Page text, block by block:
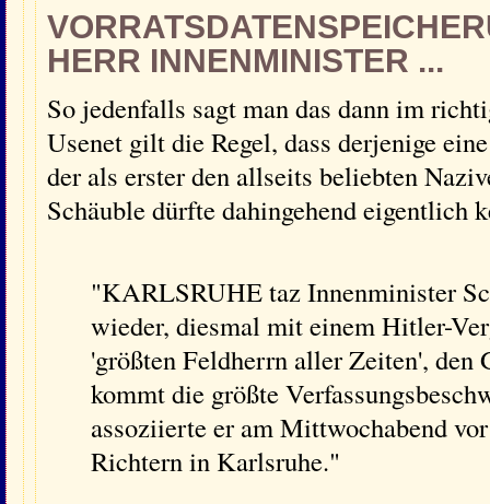
HERR INNENMINISTER ...
So jedenfalls sagt man das dann im
Usenet gilt die Regel, dass derjenige
der als erster den allseits beliebten
Schäuble dürfte dahingehend eigentlich
"KARLSRUHE taz Innenminister
wieder, diesmal mit einem Hitler-
'größten Feldherrn aller Zeiten', den
kommt die größte
assoziierte er am Mittwochabend
Richtern in Karlsruhe."